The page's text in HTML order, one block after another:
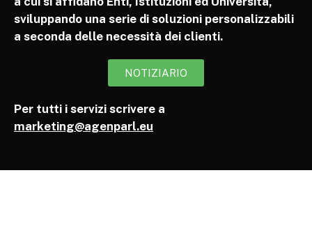
sviluppando una serie di soluzioni personalizzabili
a seconda delle necessità dei clienti.
NOTIZIARIO
Per tutti i servizi scrivere a
marketing@agenparl.eu